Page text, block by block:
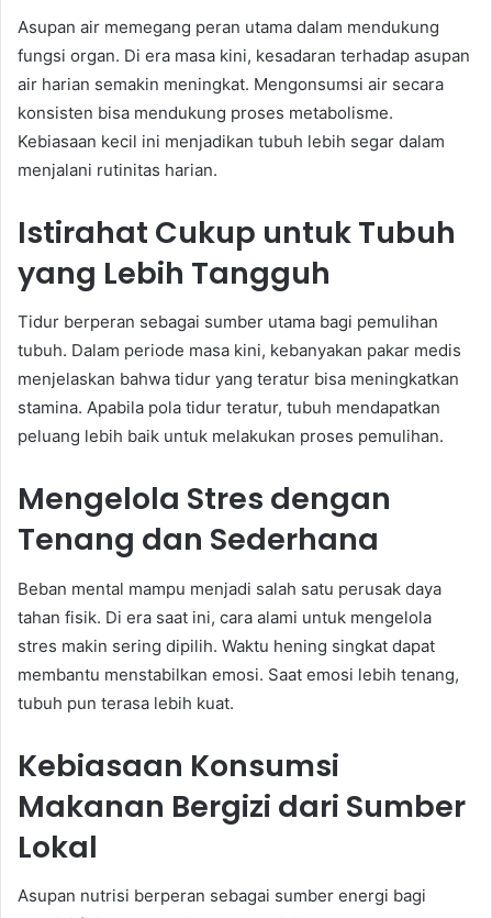
Asupan air memegang peran utama dalam mendukung
fungsi organ. Di era masa kini, kesadaran terhadap asupan
air harian semakin meningkat. Mengonsumsi air secara
konsisten bisa mendukung proses metabolisme.
Kebiasaan kecil ini menjadikan tubuh lebih segar dalam
menjalani rutinitas harian.
Istirahat Cukup untuk Tubuh
yang Lebih Tangguh
Tidur berperan sebagai sumber utama bagi pemulihan
tubuh. Dalam periode masa kini, kebanyakan pakar medis
menjelaskan bahwa tidur yang teratur bisa meningkatkan
stamina. Apabila pola tidur teratur, tubuh mendapatkan
peluang lebih baik untuk melakukan proses pemulihan.
Mengelola Stres dengan
Tenang dan Sederhana
Beban mental mampu menjadi salah satu perusak daya
tahan fisik. Di era saat ini, cara alami untuk mengelola
stres makin sering dipilih. Waktu hening singkat dapat
membantu menstabilkan emosi. Saat emosi lebih tenang,
tubuh pun terasa lebih kuat.
Kebiasaan Konsumsi
Makanan Bergizi dari Sumber
Lokal
Asupan nutrisi berperan sebagai sumber energi bagi